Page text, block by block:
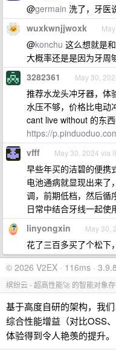
@germain 洗了，牙医
wuxkwnjjwoxk
@konchu 这么想就是
大概率还是是因为牙周
3282361 May 30,
推荐水龙头冲牙器，体
水压不够，价格比电动
cant live without 的东
https://
vfff May 30, 2024 via
早些年买的洁碧的便携
电池通病就显现出来了
调，前期低档，然后循
日常中结合牙线一起使
linyongxin May 30,
花了三百多买了个松下
© 2026 V2EX · 116ms ·
缤纷云 - 超高性能🚀 的智能对象
基于高度自研的架构，我
综合性能增益（对比OSS
体验得到令人艳羡的提升。